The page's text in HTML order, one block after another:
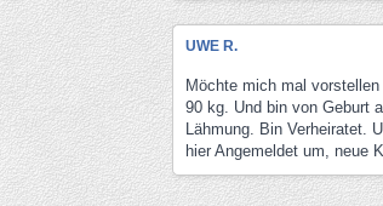
UWE R.
Möchte mich mal
90 kg. Und bin von Geburt
Lähmung. Bin Verheiratet.
hier Angemeldet um, neue